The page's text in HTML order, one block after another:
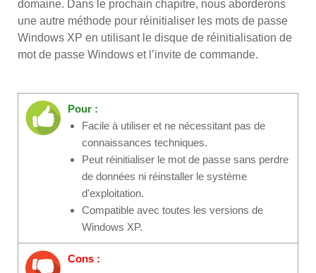
domaine. Dans le prochain chapitre, nous aborderons
une autre méthode pour réinitialiser les mots de passe
Windows XP en utilisant le disque de réinitialisation de
mot de passe Windows et l’invite de commande.
Pour :
Facile à utiliser et ne nécessitant pas de
connaissances techniques.
Peut réinitialiser le mot de passe sans perdre
de données ni réinstaller le système
d'exploitation.
Compatible avec toutes les versions de
Windows XP.
Cons :